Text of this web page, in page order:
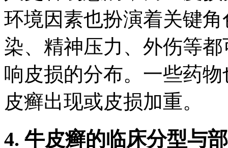
环境因素也扮演着关键
染、精神压力、外伤等
响皮损的分布。一些药
皮癣出现或皮损加重。
4. 牛皮癣的临床分型与